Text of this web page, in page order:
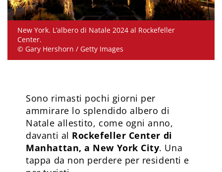
New York. L’albero di Natale 2024 al Rockefeller
Center.
© Gary Hershorn / Getty Images
Sono rimasti pochi giorni per
ammirare lo splendido albero di
Natale allestito, come ogni anno,
davanti al Rockefeller Center di
Manhattan, a New York City. Una
tappa da non perdere per residenti e